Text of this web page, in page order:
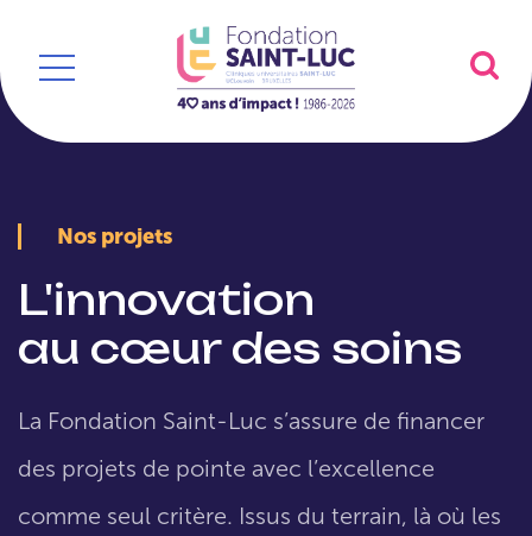
Nos projets
L'innovation
au cœur des soins
La Fondation Saint-Luc s’assure de financer
des projets de pointe avec l’excellence
comme seul critère. Issus du terrain, là où les